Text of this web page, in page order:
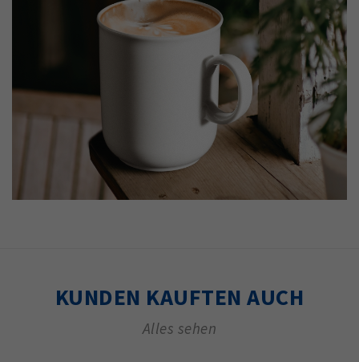
KUNDEN KAUFTEN AUCH
Alles sehen